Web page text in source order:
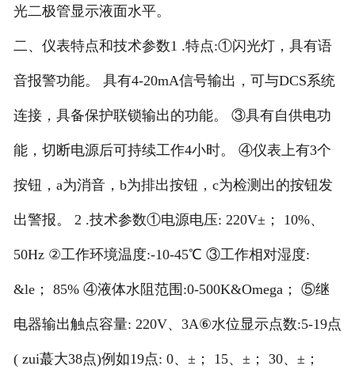
光二极管显示液面水平。
二、仪表特点和技术参数1 .特点:①闪光灯，具有语
音报警功能。 具有4-20mA信号输出，可与DCS系统
连接，具备保护联锁输出的功能。 ③具有自供电功
能，切断电源后可持续工作4小时。 ④仪表上有3个
按钮，a为消音，b为排出按钮，c为检测出的按钮发
出警报。 2 .技术参数①电源电压: 220V±； 10%、
50Hz ②工作环境温度:-10-45℃ ③工作相对湿度:
&le； 85% ④液体水阻范围:0-500K&Omega； ⑤继
电器输出触点容量: 220V、3A⑥水位显示点数:5-19点
( zui蕞大38点)例如19点: 0、±； 15、±； 30、±；